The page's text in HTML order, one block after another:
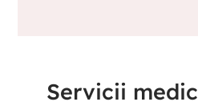
Servicii